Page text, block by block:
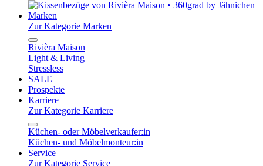
Marken
Zur Kategorie Marken
Rivièra Maison
Light & Living
Stressless
SALE
Prospekte
Karriere
Zur Kategorie Karriere
Küchen- oder Möbelverkaufer:in
Küchen- und Möbelmonteur:in
Service
Zur Kategorie Service